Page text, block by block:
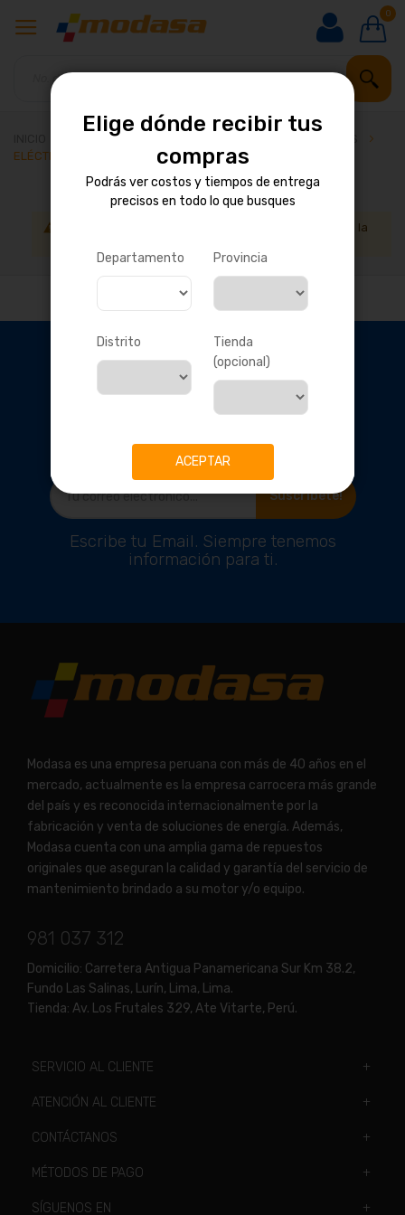
0
EQUIPOS DE CONSTRUCCIÓN
ELÉCTRICO / ELECTRÓNICO
No podemos encontrar productos que coincida con la
OBTÉN DESCUENTOS
EXCLUSIVOS
Suscríbete!
Escribe tu Email. Siempre tenemos
información para ti.
Modasa es una empresa peruana con más de 40 años en el
mercado, actualmente es la empresa carrocera más grande
del país y es reconocida internacionalmente por la
fabricación y venta de soluciones de energía. Además,
Modasa cuenta con una amplia gama de repuestos
originales que aseguran la calidad y garantía del servicio de
mantenimiento brindado a su motor y/o equipo.
981 037 312
Domicilio: Carretera Antigua Panamericana Sur Km 38.2,
Fundo Las Salinas, Lurín, Lima, Lima.
Tienda: Av. Los Frutales 329, Ate Vitarte, Perú.
SERVICIO AL CLIENTE
ATENCIÓN AL CLIENTE
CONTÁCTANOS
MÉTODOS DE PAGO
SÍGUENOS EN
Elige dónde recibir tus
compras
Podrás ver costos y tiempos de entrega
precisos en todo lo que busques
Departamento Provincia
Distrito
Tienda
(opcional)
ACEPTAR